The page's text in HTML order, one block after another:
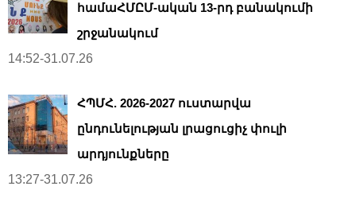
համաՀՄԸՄ-ական 13-րդ բանակումի
շրջանակում
14:52-31.07.26
ՀՊՄՀ. 2026-2027 ուստարվա
ընդունելության լրացուցիչ փուլի
արդյունքները
13:27-31.07.26